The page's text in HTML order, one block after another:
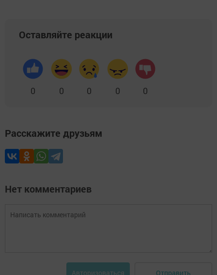
Оставляйте реакции
0 0 0 0 0
Расскажите друзьям
Нет комментариев
Авторизоваться Отправить